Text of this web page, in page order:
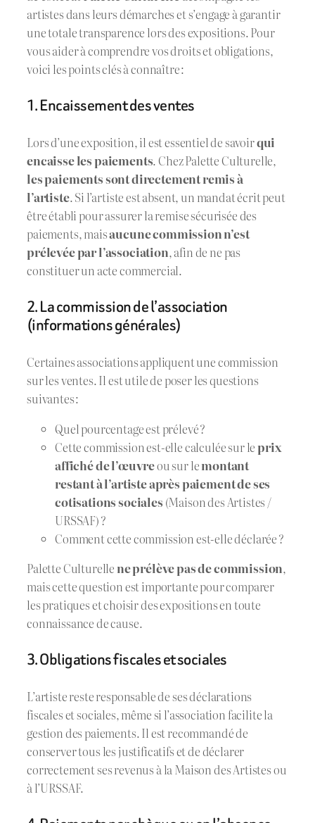
artistes dans leurs démarches et s’engage à garantir
une totale transparence lors des expositions. Pour
vous aider à comprendre vos droits et obligations,
voici les points clés à connaître :
1. Encaissement des ventes
Lors d’une exposition, il est essentiel de savoirqui
encaisse les paiements. Chez Palette Culturelle,
les paiements sont directement remis à
l’artiste. Si l’artiste est absent, un mandat écrit peut
être établi pour assurer la remise sécurisée des
paiements, maisaucune commission n’est
prélevée par l’association, afin de ne pas
constituer un acte commercial.
2. La commission de l’association
(informations générales)
Certaines associations appliquent une commission
sur les ventes. Il est utile de poser les questions
suivantes :
Quel pourcentage est prélevé ?
Cette commission est-elle calculée sur leprix
affiché de l’œuvreou sur lemontant
restant à l’artiste après paiement de ses
cotisations sociales (Maison des Artistes /
URSSAF) ?
Comment cette commission est-elle déclarée ?
Palette Culturelle ne prélève pas de commission,
mais cette question est importante pour comparer
les pratiques et choisir des expositions en toute
connaissance de cause.
3. Obligations fiscales et sociales
L’artiste reste responsable de ses déclarations
fiscales et sociales, même si l’association facilite la
gestion des paiements. Il est recommandé de
conserver tous les justificatifs et de déclarer
correctement ses revenus à la Maison des Artistes ou
à l’URSSAF.